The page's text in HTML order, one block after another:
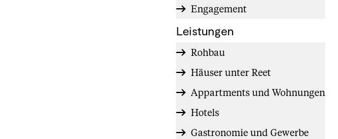
Engagement
Leistungen
Rohbau
Häuser unter Reet
Appartments und Wohnungen
Hotels
Gastronomie und Gewerbe